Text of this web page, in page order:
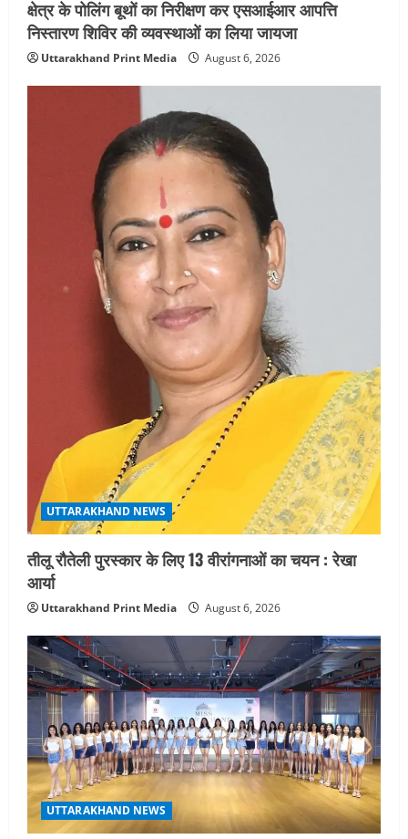
क्षेत्र के पोलिंग बूथों का निरीक्षण कर एसआईआर आपत्ति
निस्तारण शिविर की व्यवस्थाओं का लिया जायजा
Uttarakhand Print Media August 6, 2026
UTTARAKHAND NEWS
तीलू रौतेली पुरस्कार के लिए 13 वीरांगनाओं का चयन : रेखा
आर्या
Uttarakhand Print Media August 6, 2026
UTTARAKHAND NEWS